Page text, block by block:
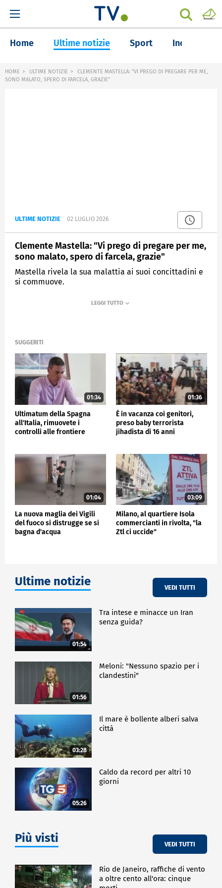
Home Ultime notizie Sport Inchieste
HOME ULTIME NOTIZIE
CLEMENTE MASTELLA: "VI PREGO DI PREGARE PER ME,
SONO MALATO, SPERO DI FARCELA, GRAZIE"
ULTIME NOTIZIE 02 LUGLIO 2026
Clemente Mastella: "Vi prego di pregare per me,
sono malato, spero di farcela, grazie"
Mastella rivela la sua malattia ai suoi concittadini e
si commuove.
SUGGERITI
01:34
Ultimatum della Spagna
all'Italia, rimuovete i
controlli alle frontiere
01:36
È in vacanza coi genitori,
preso baby terrorista
jihadista di 16 anni
01:04
La nuova maglia dei Vigili
del fuoco si distrugge se si
bagna d'acqua
03:09
Milano, al quartiere Isola
commercianti in rivolta, "la
Ztl ci uccide"
Ultime notizie VEDI TUTTI
01:54
Tra intese e minacce un Iran
senza guida?
01:56
Meloni: "Nessuno spazio per i
clandestini"
03:28
Il mare è bollente alberi salva
città
05:26
Caldo da record per altri 10
giorni
Più visti VEDI TUTTI
Rio de Janeiro, raffiche di vento
a oltre cento all'ora: cinque